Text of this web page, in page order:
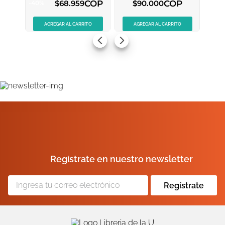
ENVIAR COMENTARIO
$68.959COP
AGREGAR AL CARRITO
$90.000COP
AGREGAR AL CARRITO
Regístrate en nuestro newsletter
Regístrate